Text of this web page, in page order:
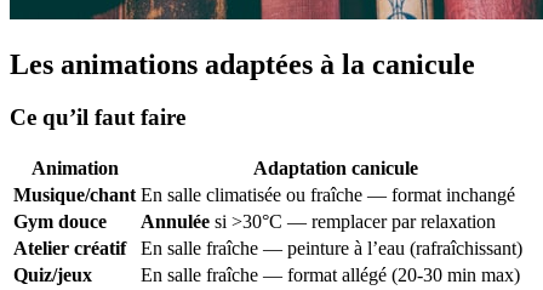
Les animations adaptées à la canicule
Ce qu’il faut faire
Animation
Adaptation canicule
Musique/chant En salle climatisée ou fraîche — format inchangé
Gym douce
Annulée si >30°C — remplacer par relaxation
Atelier créatif
En salle fraîche — peinture à l’eau (rafraîchissant)
Quiz/jeux
En salle fraîche — format allégé (20-30 min max)